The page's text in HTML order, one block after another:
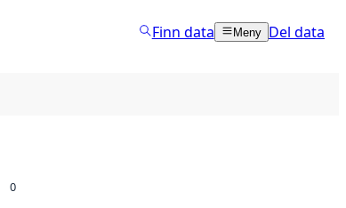
Finn data Meny Del data
0